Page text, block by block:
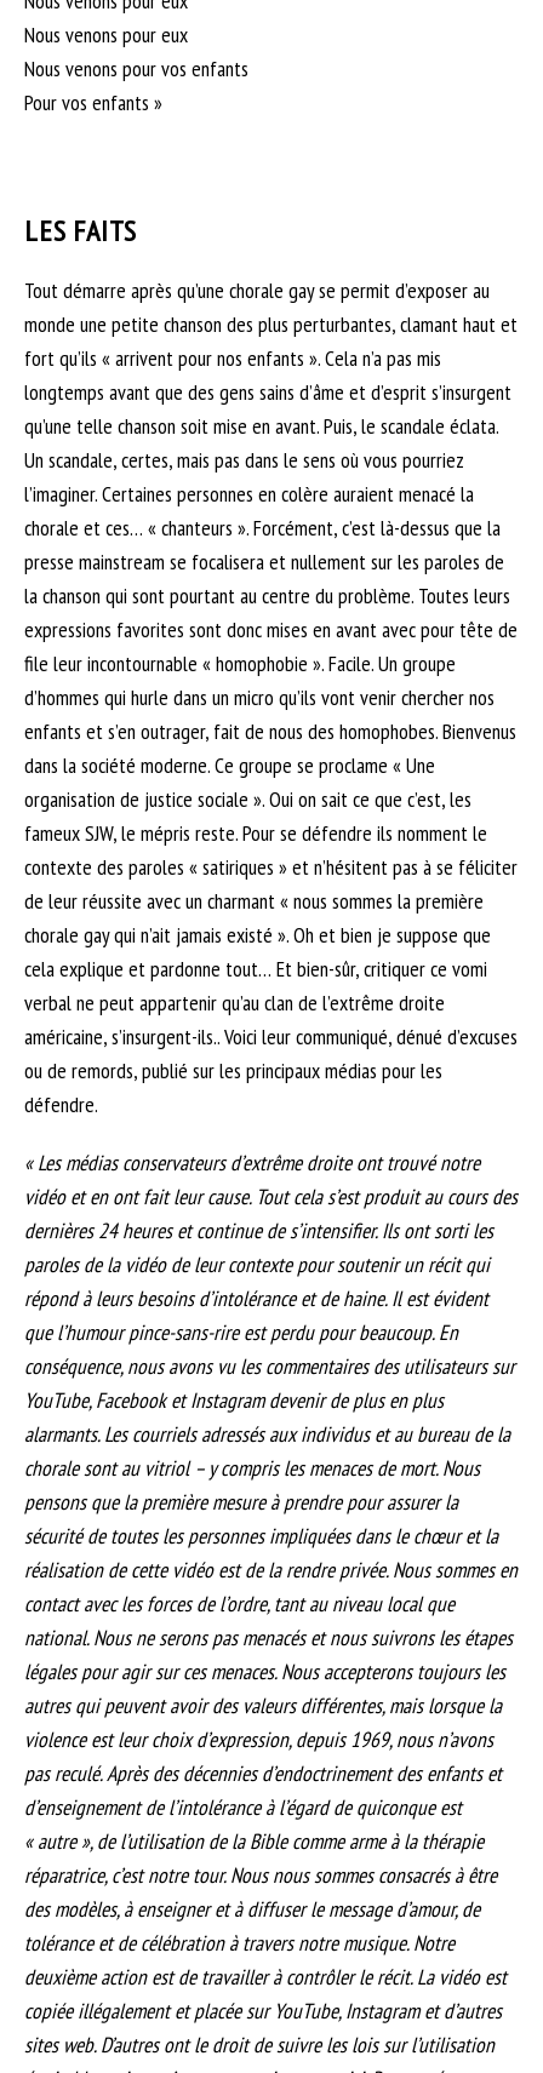
Nous venons pour eux
Nous venons pour vos enfants
Pour vos enfants »
LES FAITS
Tout démarre après qu’une chorale gay se permit d’exposer au
monde une petite chanson des plus perturbantes, clamant haut et
fort qu’ils « arrivent pour nos enfants ». Cela n’a pas mis
longtemps avant que des gens sains d’âme et d’esprit s’insurgent
qu’une telle chanson soit mise en avant. Puis, le scandale éclata.
Un scandale, certes, mais pas dans le sens où vous pourriez
l’imaginer. Certaines personnes en colère auraient menacé la
chorale et ces… « chanteurs ». Forcément, c’est là-dessus que la
presse mainstream se focalisera et nullement sur les paroles de
la chanson qui sont pourtant au centre du problème. Toutes leurs
expressions favorites sont donc mises en avant avec pour tête de
file leur incontournable « homophobie ». Facile. Un groupe
d’hommes qui hurle dans un micro qu’ils vont venir chercher nos
enfants et s’en outrager, fait de nous des homophobes. Bienvenus
dans la société moderne. Ce groupe se proclame « Une
organisation de justice sociale ». Oui on sait ce que c’est, les
fameux SJW, le mépris reste. Pour se défendre ils nomment le
contexte des paroles « satiriques » et n’hésitent pas à se féliciter
de leur réussite avec un charmant « nous sommes la première
chorale gay qui n’ait jamais existé ». Oh et bien je suppose que
cela explique et pardonne tout… Et bien-sûr, critiquer ce vomi
verbal ne peut appartenir qu’au clan de l’extrême droite
américaine, s’insurgent-ils.. Voici leur communiqué, dénué d’excuses
ou de remords, publié sur les principaux médias pour les
défendre.
« Les médias conservateurs d’extrême droite ont trouvé notre
vidéo et en ont fait leur cause. Tout cela s’est produit au cours des
dernières 24 heures et continue de s’intensifier. Ils ont sorti les
paroles de la vidéo de leur contexte pour soutenir un récit qui
répond à leurs besoins d’intolérance et de haine. Il est évident
que l’humour pince-sans-rire est perdu pour beaucoup. En
conséquence, nous avons vu les commentaires des utilisateurs sur
YouTube, Facebook et Instagram devenir de plus en plus
alarmants. Les courriels adressés aux individus et au bureau de la
chorale sont au vitriol – y compris les menaces de mort. Nous
pensons que la première mesure à prendre pour assurer la
sécurité de toutes les personnes impliquées dans le chœur et la
réalisation de cette vidéo est de la rendre privée. Nous sommes en
contact avec les forces de l’ordre, tant au niveau local que
national. Nous ne serons pas menacés et nous suivrons les étapes
légales pour agir sur ces menaces. Nous accepterons toujours les
autres qui peuvent avoir des valeurs différentes, mais lorsque la
violence est leur choix d’expression, depuis 1969, nous n’avons
pas reculé. Après des décennies d’endoctrinement des enfants et
d’enseignement de l’intolérance à l’égard de quiconque est
« autre », de l’utilisation de la Bible comme arme à la thérapie
réparatrice, c’est notre tour. Nous nous sommes consacrés à être
des modèles, à enseigner et à diffuser le message d’amour, de
tolérance et de célébration à travers notre musique. Notre
deuxième action est de travailler à contrôler le récit. La vidéo est
copiée illégalement et placée sur YouTube, Instagram et d’autres
sites web. D’autres ont le droit de suivre les lois sur l’utilisation